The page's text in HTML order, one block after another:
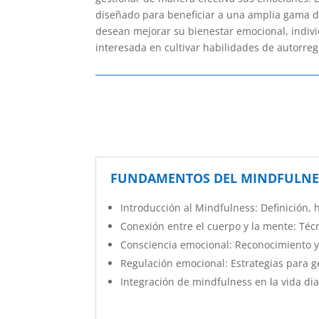
diseñado para beneficiar a una amplia gama
desean mejorar su bienestar emocional,
interesada en cultivar habilidades de
FUNDAMENTOS DEL
Introducción al Mindfulness: Definición,
Conexión entre el cuerpo y la mente:
Consciencia emocional: Reconocimiento
Regulación emocional: Estrategias para
Integración de mindfulness en la vida